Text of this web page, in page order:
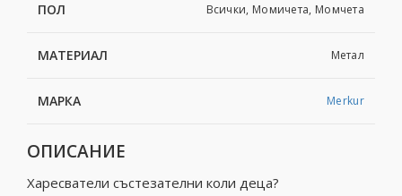
ПОЛ Всички, Момичета, Момчета
МАТЕРИАЛ Метал
МАРКА Merkur
ОПИСАНИЕ
Харесватели състезателни коли деца?